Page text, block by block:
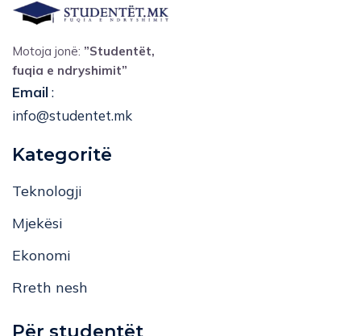
Motoja jonë: ”Studentët,
fuqia e ndryshimit”
Email:
info@studentet.mk
Kategoritë
Teknologji
Mjekësi
Ekonomi
Rreth nesh